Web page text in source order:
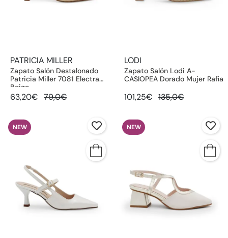
PATRICIA MILLER
Zapato Salón Destalonado
Patricia Miller 7081 Electra
Beige
63,20€ 79,0€
LODI
Zapato Salón Lodi A-
CASIOPEA Dorado Mujer Rafia
101,25€ 135,0€
NEW NEW